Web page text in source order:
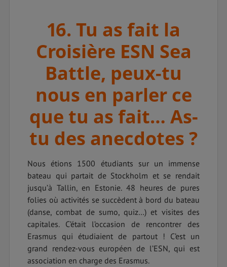
16. Tu as fait la
Croisière ESN Sea
Battle, peux-tu
nous en parler ce
que tu as fait… As-
tu des anecdotes ?
Nous étions 1500 étudiants sur un immense
bateau qui partait de Stockholm et se rendait
jusqu’à Tallin, en Estonie. 48 heures de pures
folies où activités se succèdent à bord du bateau
(danse, combat de sumo, quiz…) et visites des
capitales. C’était l’occasion de rencontrer des
Erasmus qui étudiaient de partout ! C’est un
grand rendez-vous européen de l’ESN, qui est
association en charge des Erasmus.